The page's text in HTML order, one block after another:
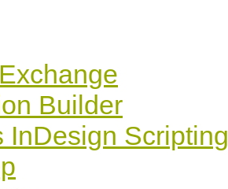
Builder
InDesign Scripting